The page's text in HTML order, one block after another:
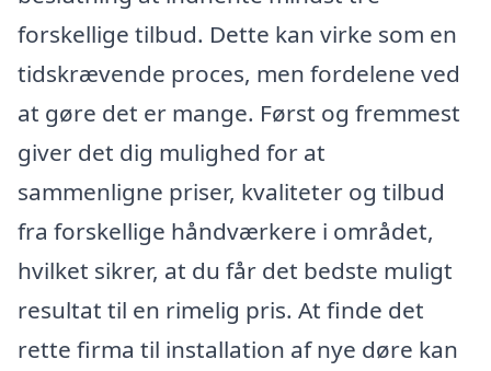
forskellige tilbud. Dette kan virke som en
tidskrævende proces, men fordelene ved
at gøre det er mange. Først og fremmest
giver det dig mulighed for at
sammenligne priser, kvaliteter og tilbud
fra forskellige håndværkere i området,
hvilket sikrer, at du får det bedste muligt
resultat til en rimelig pris. At finde det
rette firma til installation af nye døre kan